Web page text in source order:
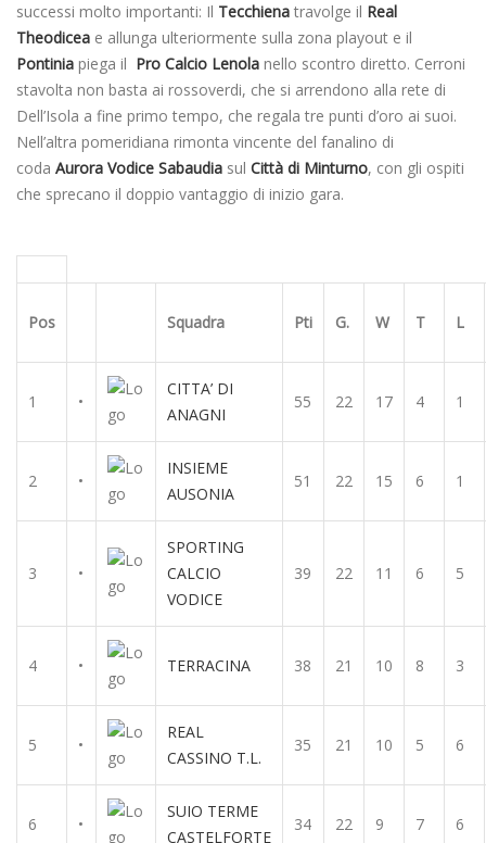
successi molto importanti: Il Tecchiena travolge il Real
Theodicea e allunga ulteriormente sulla zona playout e il
Pontinia piega il Pro Calcio Lenola nello scontro diretto. Cerroni
stavolta non basta ai rossoverdi, che si arrendono alla rete di
Dell’Isola a fine primo tempo, che regala tre punti d’oro ai suoi.
Nell’altra pomeridiana rimonta vincente del fanalino di
coda Aurora Vodice Sabaudia sul Città di Minturno, con gli ospiti
che sprecano il doppio vantaggio di inizio gara.
Pos Squadra Pti G. W T L
1 •
CITTA’ DI
ANAGNI
55 22 17 4 1
2 •
INSIEME
AUSONIA
51 22 15 6 1
3 •
SPORTING
CALCIO
VODICE
39 22 11 6 5
4 • TERRACINA 38 21 10 8 3
5 •
REAL
CASSINO T.L.
35 21 10 5 6
6 •
SUIO TERME
CASTELFORTE
34 22 9 7 6